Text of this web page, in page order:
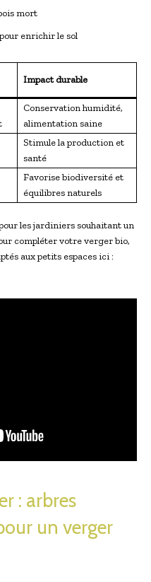
mort
enrichir le sol
Impact durable
Conservation humidité,
alimentation saine
Stimule la production et
santé
Favorise biodiversité et
équilibres naturels
les jardiniers souhaitant un
compléter votre verger bio,
aux petits espaces ici :
: arbres
un verger